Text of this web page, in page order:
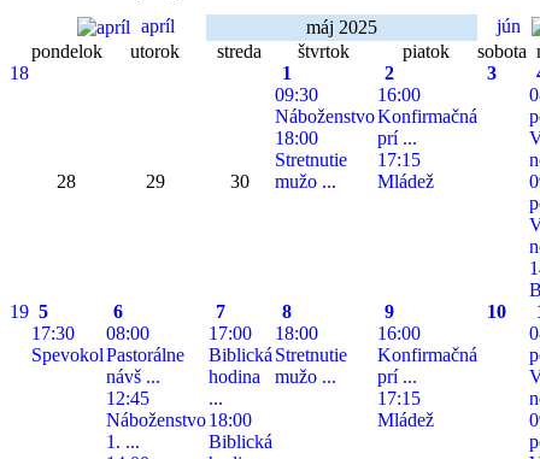
apríl máj 2025
jún
pondelok
utorok streda štvrtok piatok sobota
18
28 29 30
1
09:30
Náboženstvo
18:00
Stretnutie
mužo ...
2
16:00
Konfirmačná
prí ...
17:15
Mládež
3
19 5
17:30
Spevokol
6
08:00
Pastorálne
návš ...
12:45
Náboženstvo
1. ...
7
17:00
Biblická
hodina
...
18:00
Biblická
8
18:00
Stretnutie
mužo ...
9
16:00
Konfirmačná
prí ...
17:15
Mládež
10